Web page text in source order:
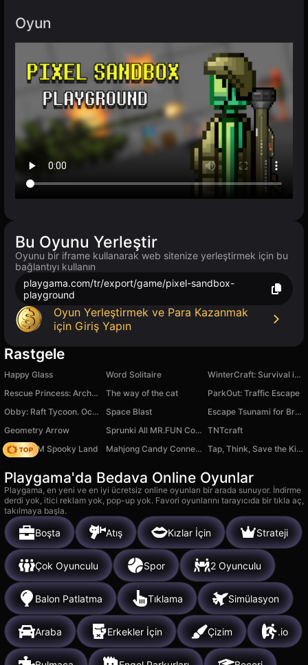
Oyun
Bu Oyunu Yerleştir
Oyunu bir iframe kullanarak web sitenize yerleştirmek için bu
bağlantıyı kullanın
playgama.com/tr/export/game/pixel-sandbox-
playground
Oyun Yerleştirmek ve Para Kazanmak
için Giriş Yapın
Rastgele
Happy Glass Word Solitaire
WinterCraft: Survival in the Forest
Rescue Princess: Archer Puzzle
The way of the cat
ParkOut: Traffic Escape
Obby: Raft Tycoon. Ocean of Money!
Space Blast
Escape Tsunami for Brainrots
Geometry Arrow
Sprunki All MR.FUN Computers TNTcraft
Moto X3M Spooky Land
Mahjong Candy Connect Tap, Think, Save the Kitten!
Playgama'da Bedava Online Oyunlar
Playgama, en yeni ve en iyi ücretsiz online oyunları bir arada sunuyor. İndirme
derdi yok, itici reklam yok, pop-up yok. Favori oyunlarını tarayıcıda bir tıkla aç,
takılmaya başla.
Boşta Atış Kızlar İçin Strateji
Çok Oyunculu Spor 2 Oyunculu
Balon Patlatma Tıklama Simülasyon
Araba Erkekler İçin Çizim .io